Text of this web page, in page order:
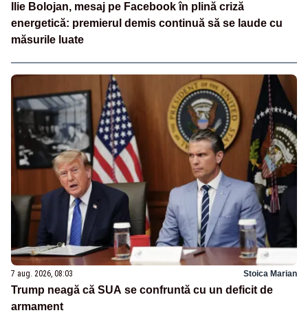
Ilie Bolojan, mesaj pe Facebook în plină criză
energetică: premierul demis continuă să se laude cu
măsurile luate
7 aug. 2026, 08:03 Stoica Marian
Trump neagă că SUA se confruntă cu un deficit de
armament